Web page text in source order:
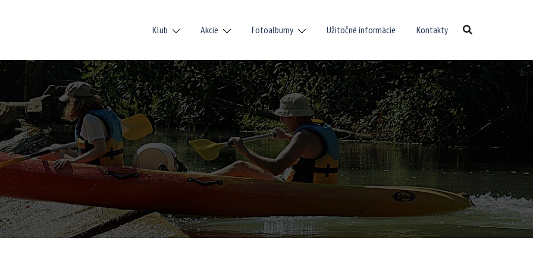
Klub Akcie Fotoalbumy Užitočné informácie Kontakty